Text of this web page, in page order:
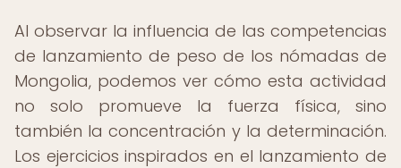
Al observar la influencia de las competencias
de lanzamiento de peso de los nómadas de
Mongolia, podemos ver cómo esta actividad
no solo promueve la fuerza física, sino
también la concentración y la determinación.
Los ejercicios inspirados en el lanzamiento de